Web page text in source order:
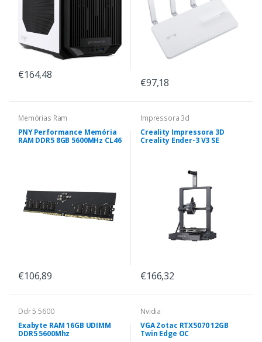
€164,48
€97,18
Memórias Ram
PNY Performance Memória
RAM DDR5 8GB 5600MHz CL46
€106,89
Impressora 3d
Creality Impressora 3D
Creality Ender-3 V3 SE
€166,32
Ddr 5 5600
Exabyte RAM 16GB UDIMM
DDR5 5600Mhz
Nvidia
VGA Zotac RTX5070 12GB
Twin Edge OC